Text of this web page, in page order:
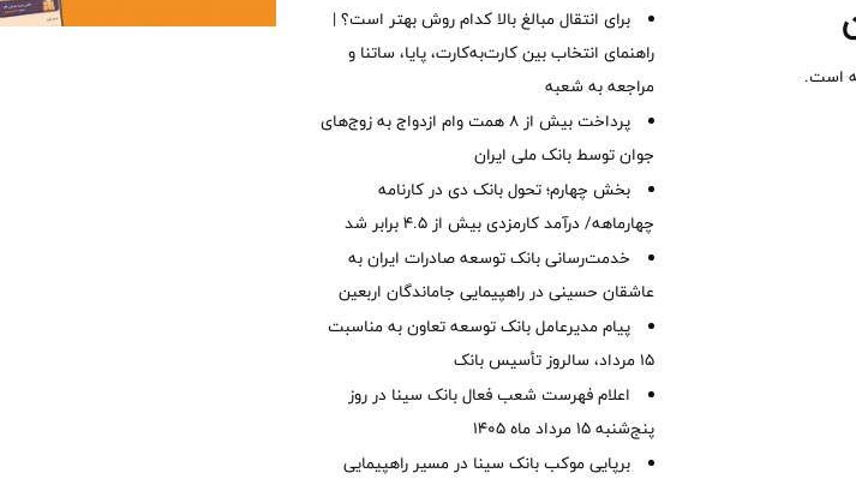
برای انتقال مبالغ بالا کدام روش بهتر است؟ |
راهنمای انتخاب بین کارت‌به‌کارت، پایا، ساتنا و
مراجعه به شعبه
پرداخت بیش از ۸ همت وام ازدواج به زوج‌های
جوان توسط بانک ملی ایران
بخش چهارم؛ تحول بانک دی در کارنامه
چهارماهه/ درآمد کارمزدی بیش از ۴.۵ برابر شد
خدمت‌رسانی بانک توسعه صادرات ایران به
عاشقان حسینی در راهپیمایی جاماندگان اربعین
پیام مدیرعامل بانک توسعه تعاون به مناسبت
15 مرداد، سالروز تأسیس بانک
اعلام فهرست شعب فعال بانک سینا در روز
پنج‌شنبه 15 مرداد ماه 1405
برپایی موکب بانک سینا در مسیر راهپیمایی